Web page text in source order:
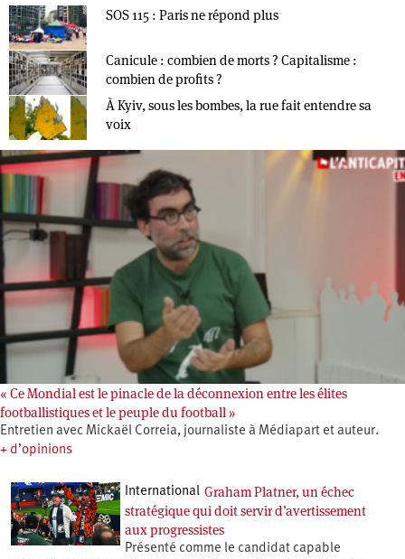
SOS 115 : Paris ne répond plus
Canicule : combien de morts ? Capitalisme :
combien de profits ?
À Kyiv, sous les bombes, la rue fait entendre sa
voix
« Ce Mondial est le pinacle de la déconnexion entre les élites
footballistiques et le peuple du football »
Entretien avec Mickaël Correia, journaliste à Médiapart et auteur.
+ d’opinions
International Graham Platner, un échec
stratégique qui doit servir d’avertissement
aux progressistes
Présenté comme le candidat capable